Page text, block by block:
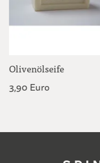
Olivenölseife
3,90 Euro